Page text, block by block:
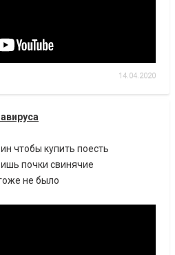
14.04.2020
чтобы купить поесть
почки свинячие
не было